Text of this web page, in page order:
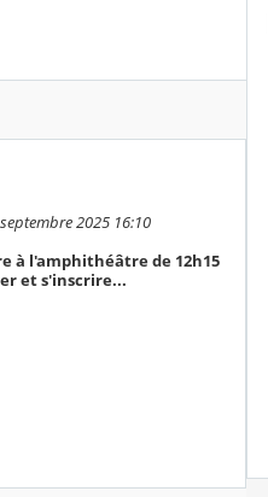
2025 16:10
à l'amphithéâtre de 12h15
et s'inscrire...